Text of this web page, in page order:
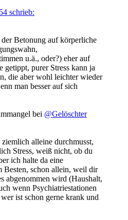
schrieb:
Betonung auf körperliche
u.ä., oder?) eher auf
getippt, purer Stress kann ja
die aber wohl leichter wieder
man besser auf sich
bei @Gelöschter
alleine durchmusst,
Stress, weiß nicht, ob du
ich halte da eine
Besten, schon allein, weil dir
abgenommen wird (Haushalt,
wenn Psychiatriestationen
ist schon gerne krank und